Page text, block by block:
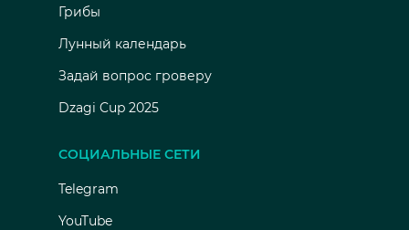
Грибы
Лунный календарь
Задай вопрос гроверу
Dzagi Cup 2025
СОЦИАЛЬНЫЕ СЕТИ
Telegram
YouTube